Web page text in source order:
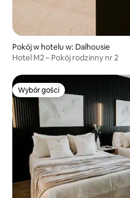
Pokój w hotelu w: Dalhousie
Hotel M2 – Pokój rodzinny nr 2
Wybór gości
Wybór gości